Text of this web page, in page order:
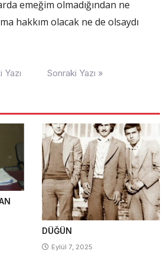
emeğim olmadığından ne
hakkım olacak ne de olsaydı
Sonraki Yazı »
DÜĞÜN
Eylül 7, 2025